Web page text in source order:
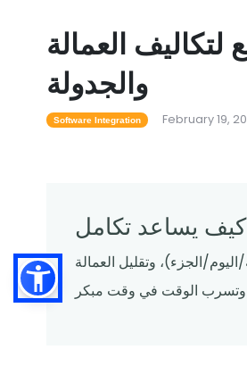
لتكاليف العمالة
والجدولة
Software Integration February 19,
الجزء)، وتقليل العمالة